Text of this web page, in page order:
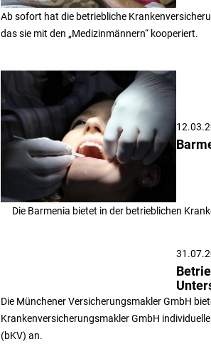
Ab sofort hat die betriebliche
das sie mit den „Medizinmännern“ kooperiert.
Die Barmenia bietet in der betrieblichen
Die Münchener Versicherungsmakler GmbH
Krankenversicherungsmakler GmbH
(bKV) an.